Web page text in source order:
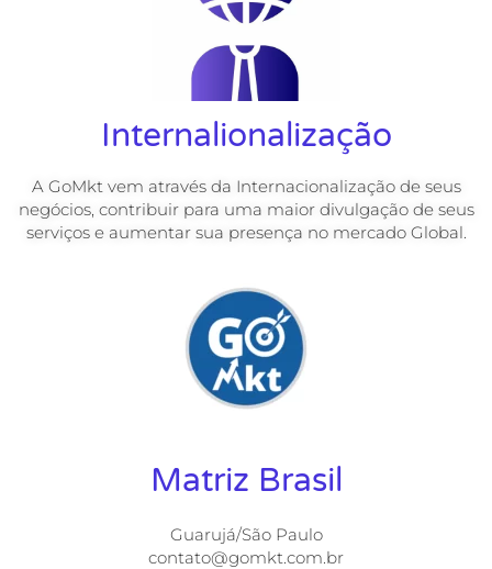
Internalionalização
A GoMkt vem através da Internacionalização de seus
negócios, contribuir para uma maior divulgação de seus
serviços e aumentar sua presença no mercado Global.
Matriz Brasil
Guarujá/São Paulo
contato@gomkt.com.br